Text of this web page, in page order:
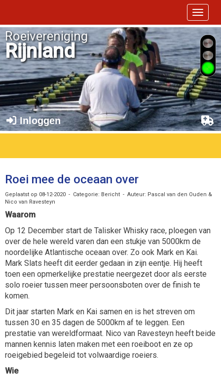
Toggle
Roeivereniging
Rijnland
Inloggen
Roei mee de oceaan over
Geplaatst op 08-12-2020 - Categorie: Bericht - Auteur: Pascal van den Ouden &
Nico van Ravesteyn
Waarom
Op 12 December start de Talisker Whisky race, ploegen van
over de hele wereld varen dan een stukje van 5000km de
noordelijke Atlantische oceaan over. Zo ook Mark en Kai.
Mark Slats heeft dit eerder gedaan in zijn eentje. Hij heeft
toen een opmerkelijke prestatie neergezet door als eerste
solo roeier tussen meer persoonsboten over de finish te
komen.
Dit jaar starten Mark en Kai samen en is het streven om
tussen 30 en 35 dagen de 5000km af te leggen. Een
prestatie van wereldformaat. Nico van Ravesteyn heeft beide
mannen kennis laten maken met een roeiboot en ze op
roeigebied begeleid tot volwaardige roeiers.
Wie